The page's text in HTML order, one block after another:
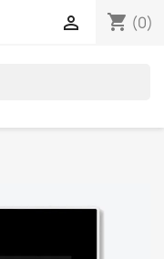
shopping_cart (0)
